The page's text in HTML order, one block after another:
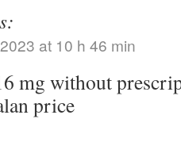
at 10 h 46 min
mg without
price